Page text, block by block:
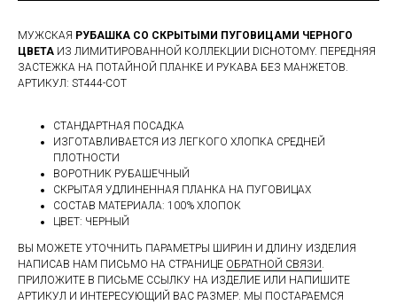
МУЖСКАЯ РУБАШКА СО СКРЫТЫМИ ПУГОВИЦАМИ ЧЕРНОГО
ЦВЕТА ИЗ ЛИМИТИРОВАННОЙ КОЛЛЕКЦИИ DICHOTOMY. ПЕРЕДНЯЯ
ЗАСТЕЖКА НА ПОТАЙНОЙ ПЛАНКЕ И РУКАВА БЕЗ МАНЖЕТОВ.
АРТИКУЛ: ST444-COT
СТАНДАРТНАЯ ПОСАДКА
ИЗГОТАВЛИВАЕТСЯ ИЗ ЛЕГКОГО ХЛОПКА СРЕДНЕЙ
ПЛОТНОСТИ
ВОРОТНИК РУБАШЕЧНЫЙ
СКРЫТАЯ УДЛИНЕННАЯ ПЛАНКА НА ПУГОВИЦАХ
СОСТАВ МАТЕРИАЛА: 100% ХЛОПОК
ЦВЕТ: ЧЕРНЫЙ
ВЫ МОЖЕТЕ УТОЧНИТЬ ПАРАМЕТРЫ ШИРИН И ДЛИНУ ИЗДЕЛИЯ
НАПИСАВ НАМ ПИСЬМО НА СТРАНИЦЕ ОБРАТНОЙ СВЯЗИ.
ПРИЛОЖИТЕ В ПИСЬМЕ ССЫЛКУ НА ИЗДЕЛИЕ ИЛИ НАПИШИТЕ
АРТИКУЛ И ИНТЕРЕСУЮЩИЙ ВАС РАЗМЕР. МЫ ПОСТАРАЕМСЯ